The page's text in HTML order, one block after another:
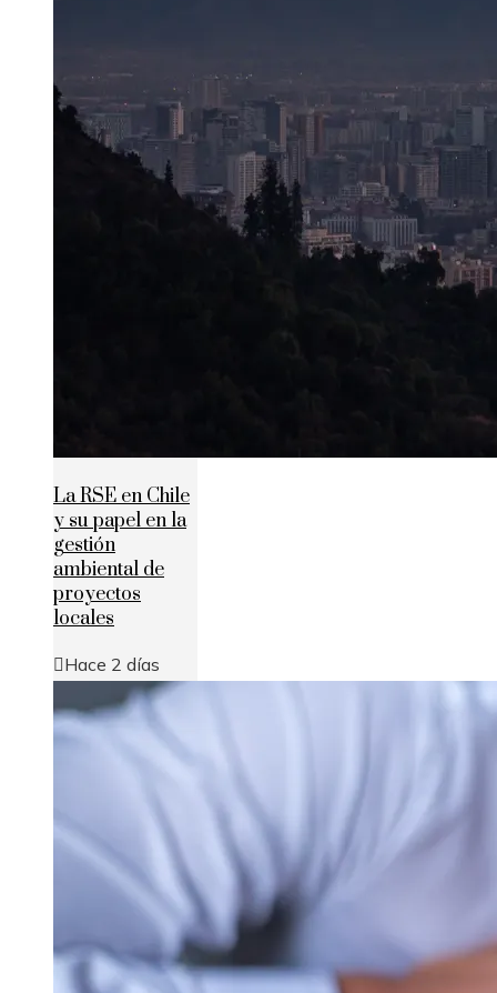
La RSE en Chile
y su papel en la
gestión
ambiental de
proyectos
locales
Hace 2 días